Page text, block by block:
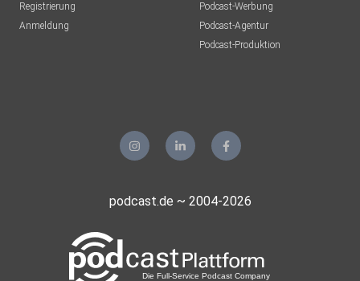
Registrierung
Anmeldung
Podcast-Werbung
Podcast-Agentur
Podcast-Produktion
podcast.de ~ 2004-2026